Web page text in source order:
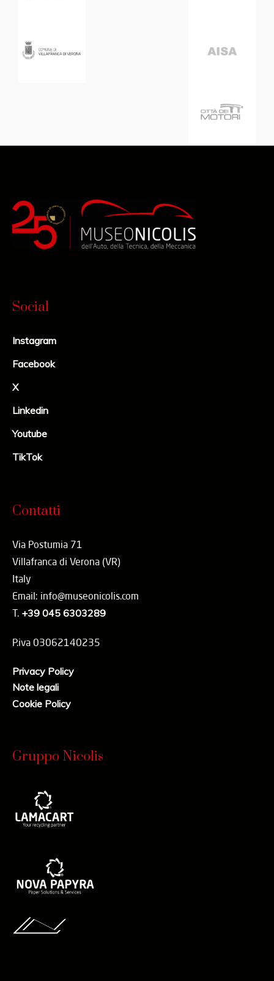
Social
Instagram
Facebook
X
Linkedin
Youtube
TikTok
Contatti
Via Postumia 71
Villafranca di Verona (VR)
Italy
Email: info@museonicolis.com
T. +39 045 6303289
P.iva 03062140235
Privacy Policy
Note legali
Cookie Policy
Gruppo Nicolis